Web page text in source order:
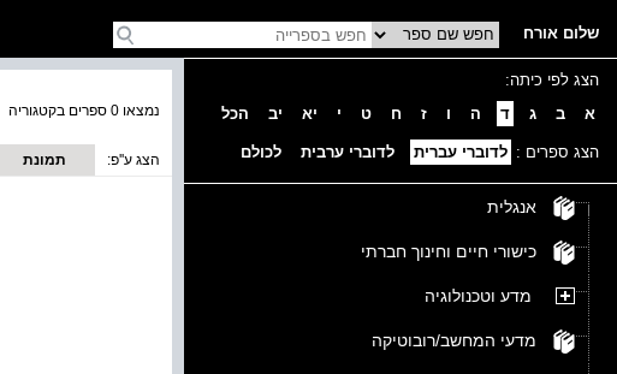
שלום אורח
הצג לפי כיתה:
א
ב ג ד ה ו ז ח ט י יא יב הכל
הצג ספרים : לדוברי עברית לדוברי ערבית לכולם
אנגלית
כישורי חיים וחינוך חברתי
מדע וטכנולוגיה
מדעי המחשב/רובוטיקה
נמצאו 0 ספרים בקטגוריה
הצג ע''פ:
תמונת